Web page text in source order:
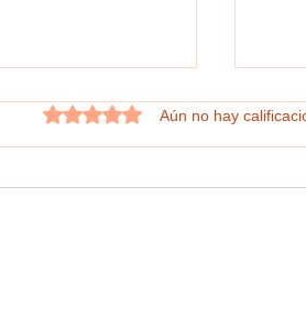
Obtuvo 0 de 5 estrellas.
Aún no hay